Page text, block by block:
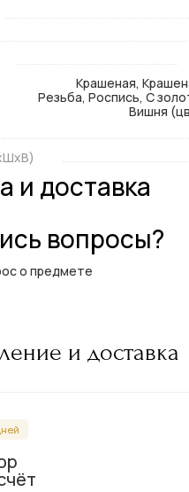
Крашеная,
Резьба, Роспись, С
Вишня
и доставка
вопросы?
о предмете
и доставка